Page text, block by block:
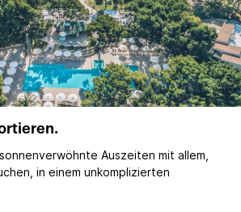
Auszeiten mit allem,
in einem unkomplizierten